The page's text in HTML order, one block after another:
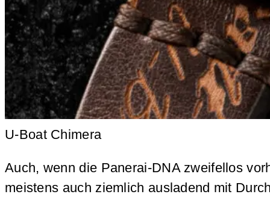
U-Boat Chimera
Auch, wenn die Panerai-DNA zweifellos
meistens auch ziemlich ausladend mit